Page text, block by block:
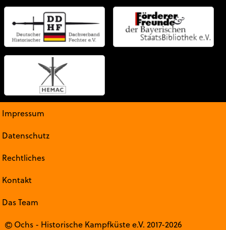
Impressum
Datenschutz
Rechtliches
Kontakt
Das Team
Ochs - Historische Kampfküste e.V. 2017-2026